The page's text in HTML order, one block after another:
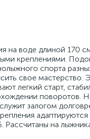
на воде длиной 170
креплениями.
спорта
свое мастерство.
легкий старт,
поворотов.
залогом
Рассчитаны на